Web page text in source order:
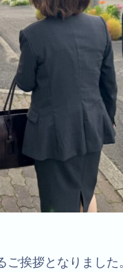
挨拶となりました。